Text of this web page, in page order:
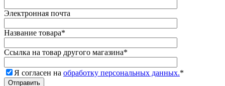
Электронная почта
Название товара*
Ссылка на товар другого магазина*
Я согласен на обработку персональных данных.*